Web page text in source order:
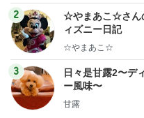
ログ
2
☆やまあこ☆さん
ィズニー日記
☆やまあこ☆
3
日々是甘露2〜デ
ー風味〜
甘露